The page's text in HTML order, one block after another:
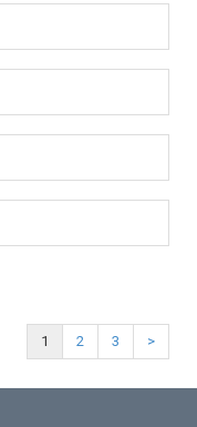
1 2 3 >